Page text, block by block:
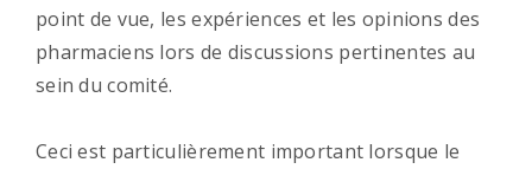
point de vue, les expériences et les opinions des
pharmaciens lors de discussions pertinentes au
sein du comité.
Ceci est particulièrement important lorsque le